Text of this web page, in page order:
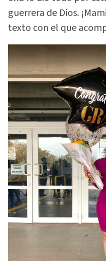
guerrera de Dios.
texto con el que